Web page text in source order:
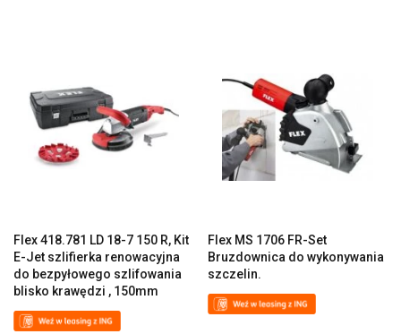
Flex 418.781 LD 18-7 150 R, Kit
E-Jet szlifierka renowacyjna
do bezpyłowego szlifowania
blisko krawędzi , 150mm
Flex MS 1706 FR-Set
Bruzdownica do wykonywania
szczelin.